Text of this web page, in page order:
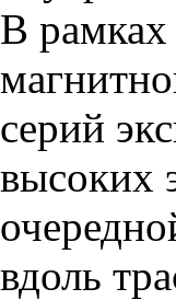
В
серий
высоких
вдоль